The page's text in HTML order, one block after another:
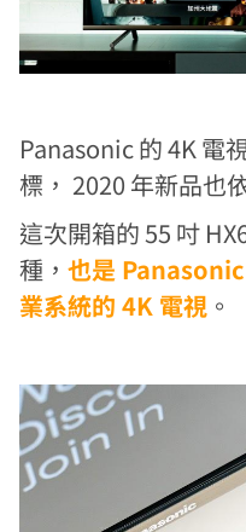
Panasonic 的 4K 電
標， 2020 年新品也
這次開箱的 55 吋
種，也是
業系統的 4K 電視 。